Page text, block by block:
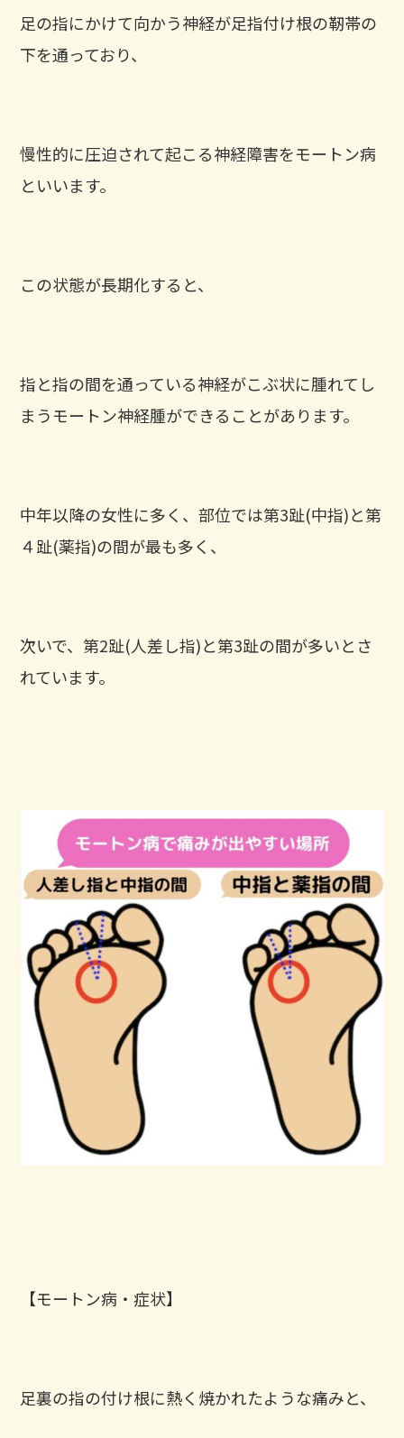
足の指にかけて向かう神経が足指付け根の靭帯の
下を通っており、
慢性的に圧迫されて起こる神経障害をモートン病
といいます。
この状態が長期化すると、
指と指の間を通っている神経がこぶ状に腫れてし
まうモートン神経腫ができることがあります。
中年以降の女性に多く、部位では第3趾(中指)と第
４趾(薬指)の間が最も多く、
次いで、第2趾(人差し指)と第3趾の間が多いとさ
れています。
【モートン病・症状】
足裏の指の付け根に熱く焼かれたような痛みと、